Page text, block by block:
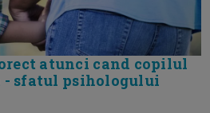
atunci cand copilul
- sfatul psihologului